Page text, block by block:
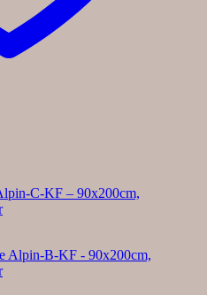
C-KF – 90x200cm,